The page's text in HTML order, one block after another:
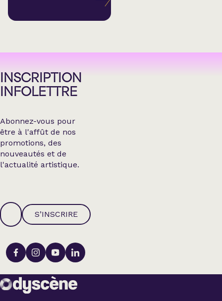
INSCRIPTION
INFOLETTRE
Abonnez-vous pour
être à l'affût de nos
promotions, des
nouveautés et de
l'actualité artistique.
S’INSCRIRE